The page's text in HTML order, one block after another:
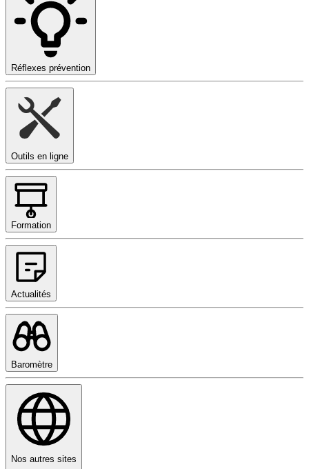
Réflexes prévention
Outils en ligne
Formation
Actualités
Baromètre
Nos autres sites